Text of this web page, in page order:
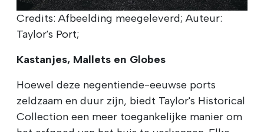
Credits: Afbeelding meegeleverd; Auteur:
Taylor's Port;
Kastanjes, Mallets en Globes
Hoewel deze negentiende-eeuwse ports
zeldzaam en duur zijn, biedt Taylor's Historical
Collection een meer toegankelijke manier om